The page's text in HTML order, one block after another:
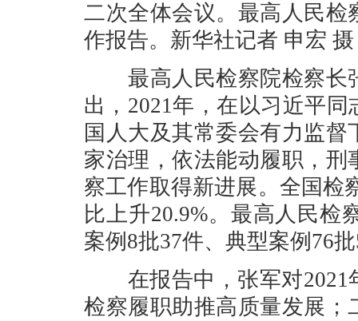
二次全体会议。最高人民
作报告。新华社记者 申宏 摄
最高人民检察院检察长
出，2021年，在以习近平
国人大及其常委会有力监
家治理，依法能动履职，
察工作取得新进展。全国检
比上升20.9%。最高人民检
案例8批37件、典型案例76
在报告中，张军对2021
检察履职助推高质量发展